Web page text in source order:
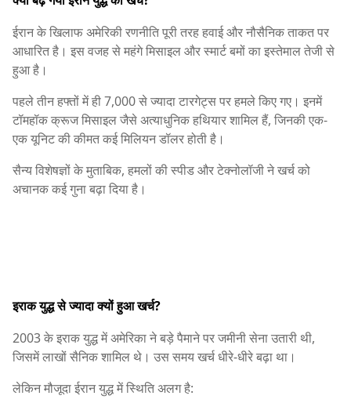
ईरान के खिलाफ अमेरिकी रणनीति पूरी तरह हवाई और नौसैनिक ताकत पर
आधारित है। इस वजह से महंगे मिसाइल और स्मार्ट बमों का इस्तेमाल तेजी से
हुआ है।
पहले तीन हफ्तों में ही 7,000 से ज्यादा टारगेट्स पर हमले किए गए। इनमें
टॉमहॉक क्रूज मिसाइल जैसे अत्याधुनिक हथियार शामिल हैं, जिनकी एक-
एक यूनिट की कीमत कई मिलियन डॉलर होती है।
सैन्य विशेषज्ञों के मुताबिक, हमलों की स्पीड और टेक्नोलॉजी ने खर्च को
अचानक कई गुना बढ़ा दिया है।
इराक युद्ध से ज्यादा क्यों हुआ खर्च?
2003 के इराक युद्ध में अमेरिका ने बड़े पैमाने पर जमीनी सेना उतारी थी,
जिसमें लाखों सैनिक शामिल थे। उस समय खर्च धीरे-धीरे बढ़ा था।
लेकिन मौजूदा ईरान युद्ध में स्थिति अलग है: